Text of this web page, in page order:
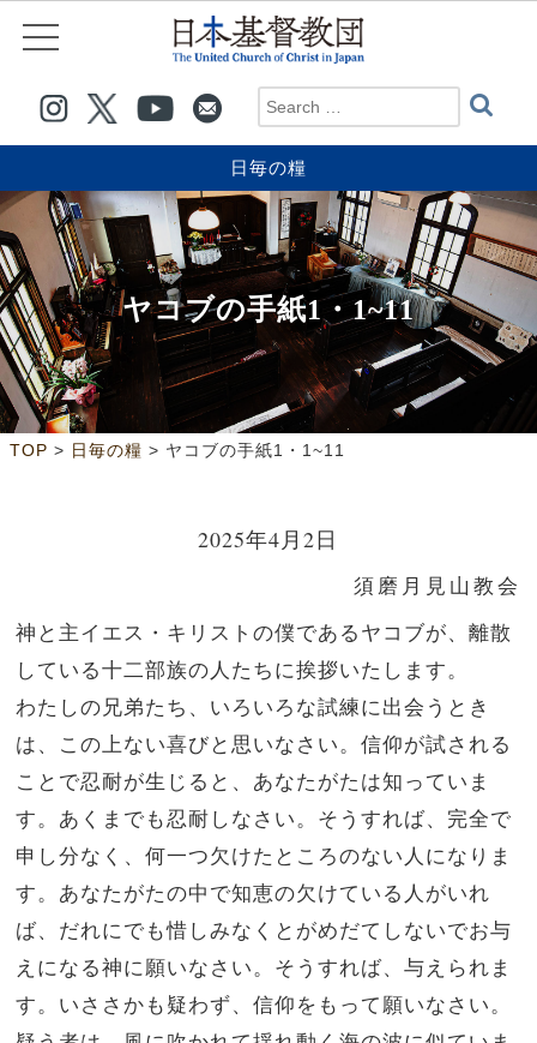
日毎の糧
ヤコブの手紙1・1~11
TOP > 日毎の糧 > ヤコブの手紙1・1~11
2025年4月2日
須磨月見山教会
神と主イエス・キリストの僕であるヤコブが、離散
している十二部族の人たちに挨拶いたします。
わたしの兄弟たち、いろいろな試練に出会うとき
は、この上ない喜びと思いなさい。信仰が試される
ことで忍耐が生じると、あなたがたは知っていま
す。 あくまでも忍耐しなさい。そうすれば、完全で
申し分なく、何一つ欠けたところのない人になりま
す。 あなたがたの中で知恵の欠けている人がいれ
ば、だれにでも惜しみなくとがめだてしないでお与
えになる神に願いなさい。そうすれば、与えられま
す。 いささかも疑わず、信仰をもって願いなさい。